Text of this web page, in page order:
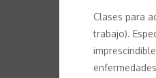
Clases para
trabajo).